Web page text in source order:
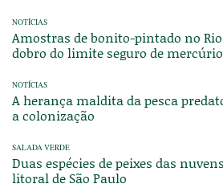
NOTÍCIAS
Amostras de bonito-pintado no
dobro do limite seguro de mercúrio
NOTÍCIAS
A herança maldita da pesca
a colonização
SALADA VERDE
Duas espécies de peixes das
litoral de São Paulo